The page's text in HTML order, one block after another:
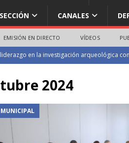
SECCIÓN CANALES
EMISIÓN EN DIRECTO VÍDEOS
en la categoría local de la Volta a Peu de
tren turístico para acercar a vecinos y
los tres centavos’ con Coque Malla como
de euros para impulsar la
2024